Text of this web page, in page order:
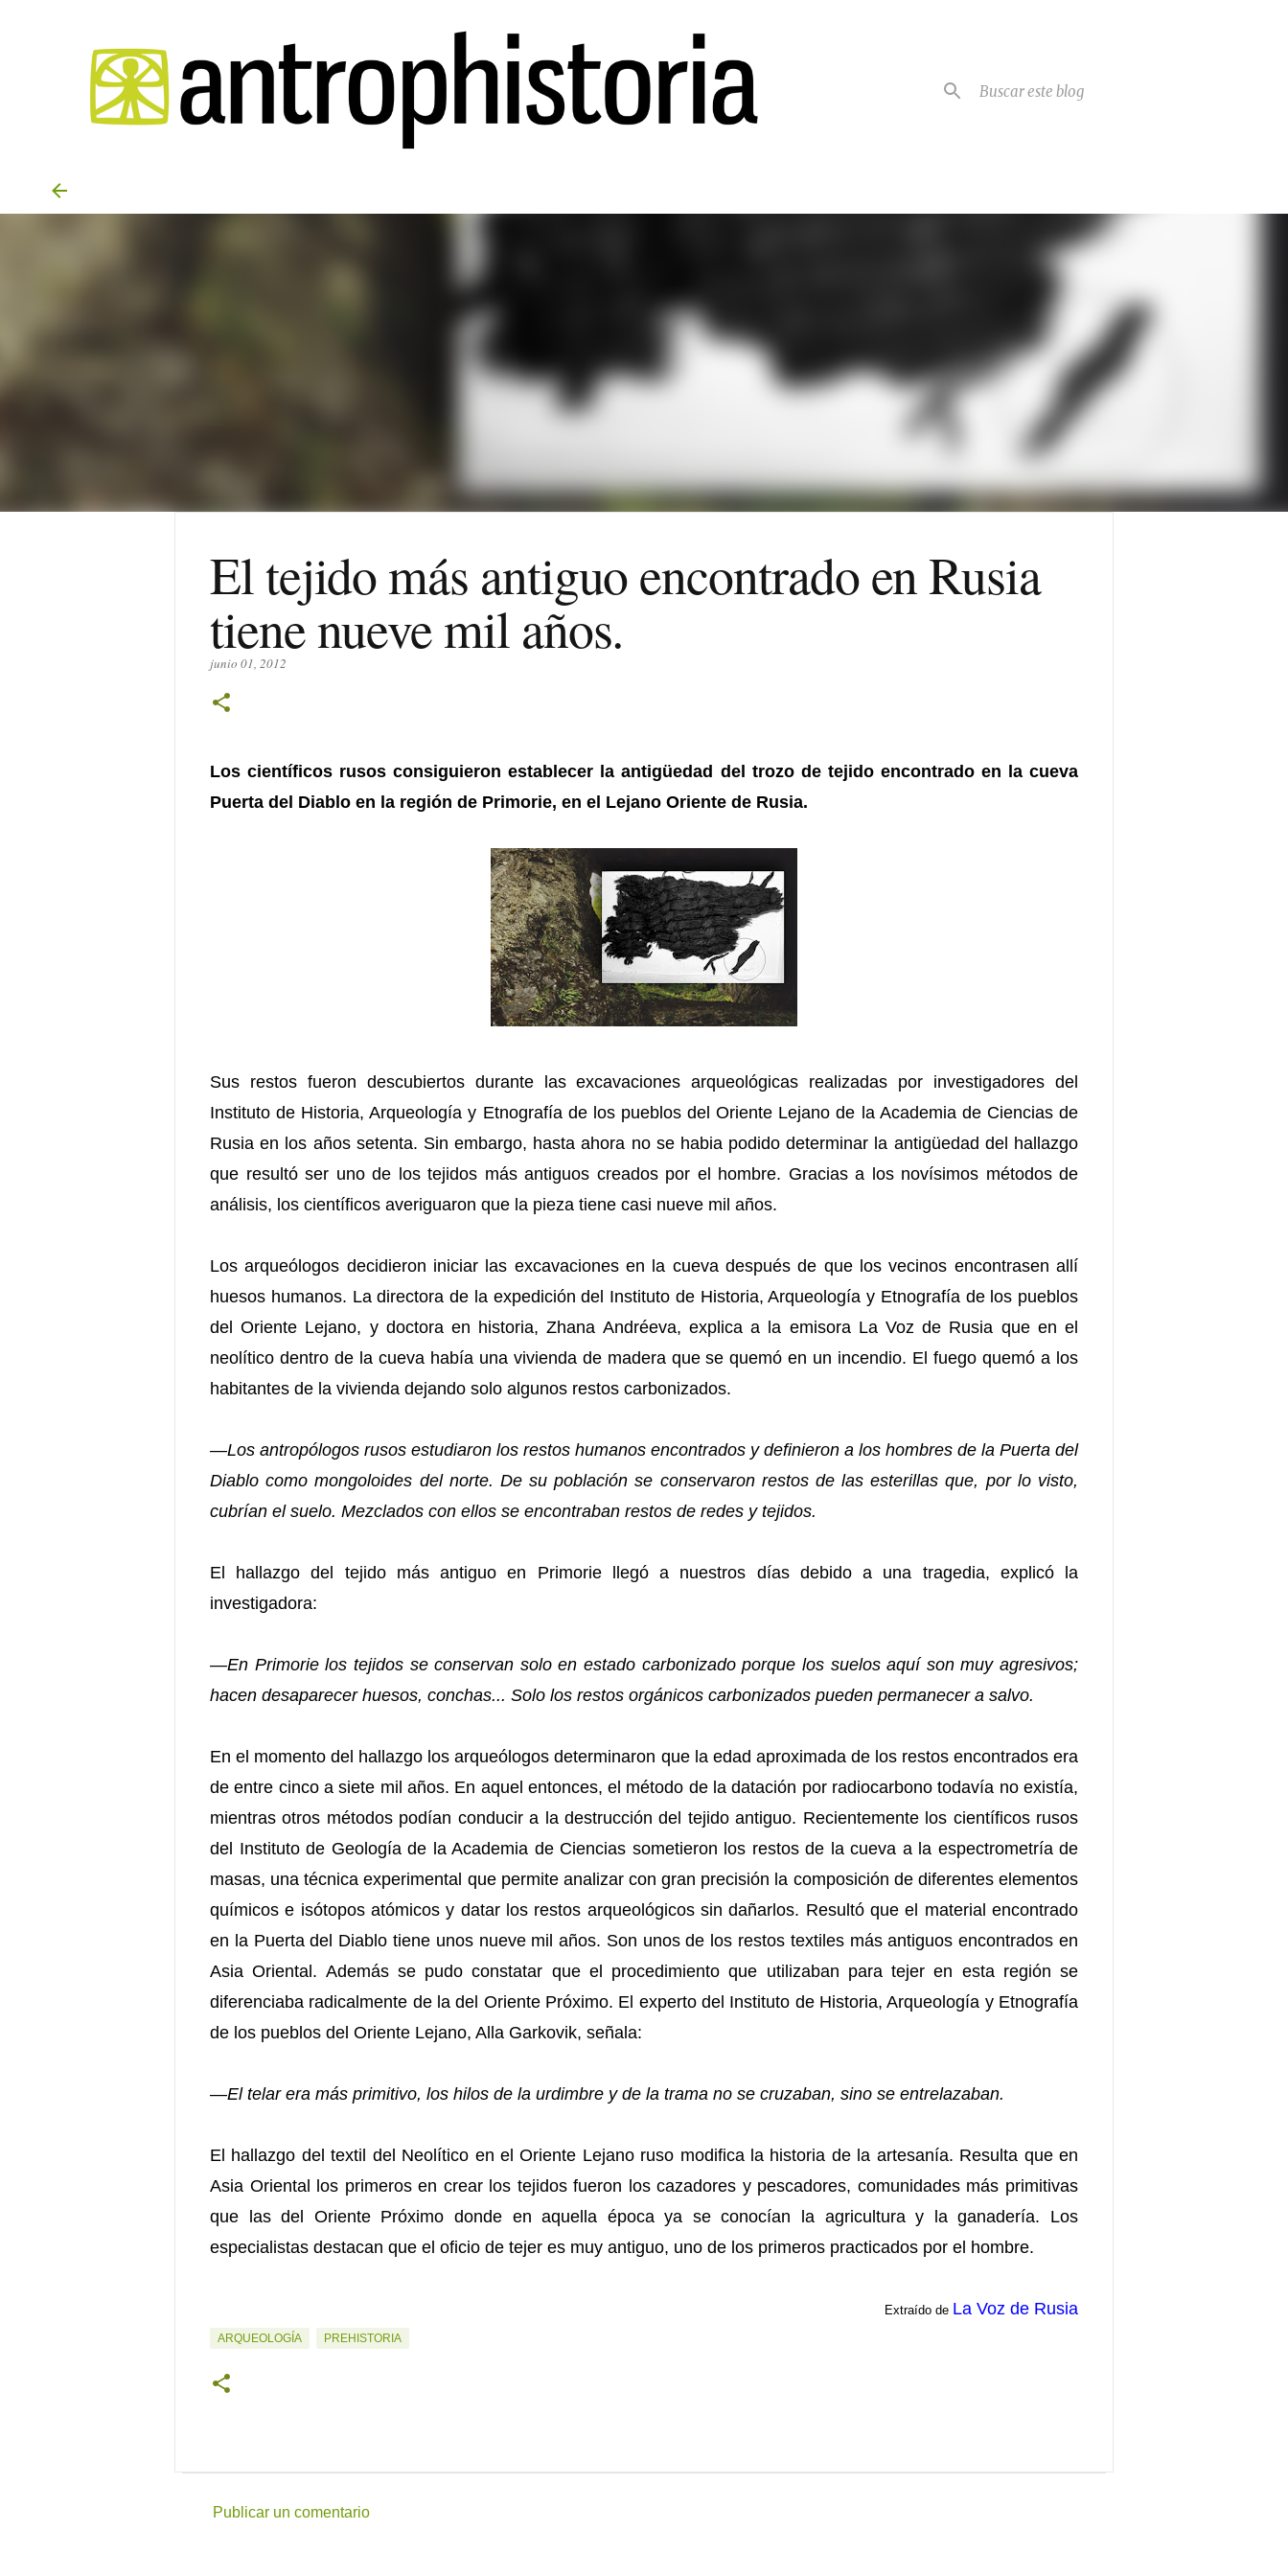
El tejido más antiguo encontrado en Rusia
tiene nueve mil años.
junio 01, 2012
Los científicos rusos consiguieron establecer la antigüedad del trozo de tejido encontrado en la cueva
Puerta del Diablo en la región de Primorie, en el Lejano Oriente de Rusia.
Sus restos fueron descubiertos durante las excavaciones arqueológicas realizadas por investigadores del
Instituto de Historia, Arqueología y Etnografía de los pueblos del Oriente Lejano de la Academia de Ciencias de
Rusia en los años setenta. Sin embargo, hasta ahora no se habia podido determinar la antigüedad del hallazgo
que resultó ser uno de los tejidos más antiguos creados por el hombre. Gracias a los novísimos métodos de
análisis, los científicos averiguaron que la pieza tiene casi nueve mil años.
Los arqueólogos decidieron iniciar las excavaciones en la cueva después de que los vecinos encontrasen allí
huesos humanos. La directora de la expedición del Instituto de Historia, Arqueología y Etnografía de los pueblos
del Oriente Lejano, y doctora en historia, Zhana Andréeva, explica a la emisora La Voz de Rusia que en el
neolítico dentro de la cueva había una vivienda de madera que se quemó en un incendio. El fuego quemó a los
habitantes de la vivienda dejando solo algunos restos carbonizados.
—Los antropólogos rusos estudiaron los restos humanos encontrados y definieron a los hombres de la Puerta del
Diablo como mongoloides del norte. De su población se conservaron restos de las esterillas que, por lo visto,
cubrían el suelo. Mezclados con ellos se encontraban restos de redes y tejidos.
El hallazgo del tejido más antiguo en Primorie llegó a nuestros días debido a una tragedia, explicó la
investigadora:
—En Primorie los tejidos se conservan solo en estado carbonizado porque los suelos aquí son muy agresivos;
hacen desaparecer huesos, conchas... Solo los restos orgánicos carbonizados pueden permanecer a salvo.
En el momento del hallazgo los arqueólogos determinaron que la edad aproximada de los restos encontrados era
de entre cinco a siete mil años. En aquel entonces, el método de la datación por radiocarbono todavía no existía,
mientras otros métodos podían conducir a la destrucción del tejido antiguo. Recientemente los científicos rusos
del Instituto de Geología de la Academia de Ciencias sometieron los restos de la cueva a la espectrometría de
masas, una técnica experimental que permite analizar con gran precisión la composición de diferentes elementos
químicos e isótopos atómicos y datar los restos arqueológicos sin dañarlos. Resultó que el material encontrado
en la Puerta del Diablo tiene unos nueve mil años. Son unos de los restos textiles más antiguos encontrados en
Asia Oriental. Además se pudo constatar que el procedimiento que utilizaban para tejer en esta región se
diferenciaba radicalmente de la del Oriente Próximo. El experto del Instituto de Historia, Arqueología y Etnografía
de los pueblos del Oriente Lejano, Alla Garkovik, señala:
—El telar era más primitivo, los hilos de la urdimbre y de la trama no se cruzaban, sino se entrelazaban.
El hallazgo del textil del Neolítico en el Oriente Lejano ruso modifica la historia de la artesanía. Resulta que en
Asia Oriental los primeros en crear los tejidos fueron los cazadores y pescadores, comunidades más primitivas
que las del Oriente Próximo donde en aquella época ya se conocían la agricultura y la ganadería. Los
especialistas destacan que el oficio de tejer es muy antiguo, uno de los primeros practicados por el hombre.
Extraído de La Voz de Rusia
ARQUEOLOGÍA PREHISTORIA
Publicar un comentario